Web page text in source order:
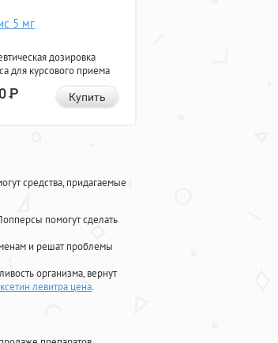
5 мг
дозировка
для курсового приема
Р Купить
средства, придагаемые
помогут сделать
и решат проблемы
организма, вернут
левитра цена.